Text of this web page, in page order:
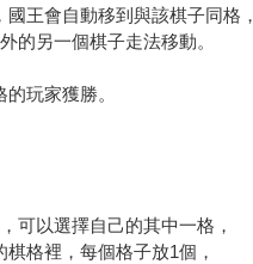
王會自動移到與該棋子同格，
的另一個棋子走法移動。
玩家獲勝。
可以選擇自己的其中一格，
格裡，每個格子放1個，